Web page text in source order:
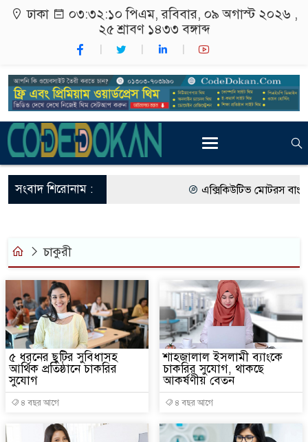
ঢাকা ০৩:৩২:১১ পিএম, রবিবার, ০৯ অগাস্ট ২০২৬ ,
২৫ শ্রাবণ ১৪৩৩ বঙ্গাব্দ
সংবাদ শিরোনাম : এক্সিকিউটিভ মোটরস
বাংলাদেশের তৈরি
রাষ্ট্রদূত
বাংলাদেশের পাসপোর্টের
২০২৩ সালে কতজন হজে
চাকুরী
৫ ধরনের ছুটির সুবিধাসহ
আর্থিক প্রতিষ্ঠানে চাকরির
সুযোগ
৪ বছর আগে
শাহজালাল ইসলামী ব্যাংকে
চাকরির সুযোগ, থাকছে
আকর্ষণীয় বেতন
৪ বছর আগে